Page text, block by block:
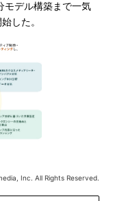
モデル構築まで一気
した。
Inc. All Rights Reserved.